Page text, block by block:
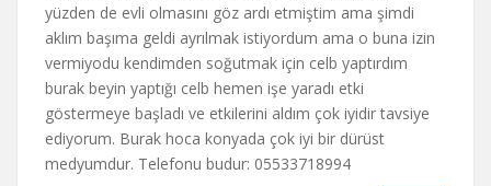
yüzden de evli olmasını göz ardı etmiştim ama şimdi
aklım başıma geldi ayrılmak istiyordum ama o buna izin
vermiyodu kendimden soğutmak için celb yaptırdım
burak beyin yaptığı celb hemen işe yaradı etki
göstermeye başladı ve etkilerini aldım çok iyidir tavsiye
ediyorum. Burak hoca konyada çok iyi bir dürüst
medyumdur. Telefonu budur: 05533718994